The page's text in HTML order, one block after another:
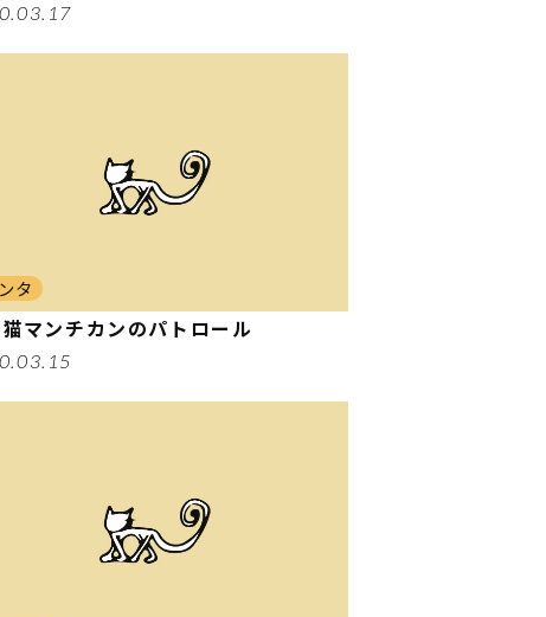
タ
マンチカンのパトロール